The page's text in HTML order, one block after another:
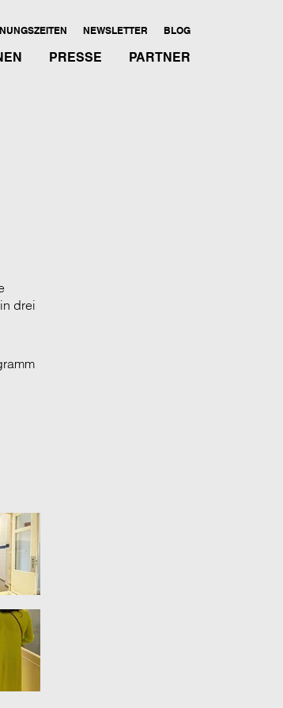
NEWSLETTER BLOG
PRESSE PARTNER
drei